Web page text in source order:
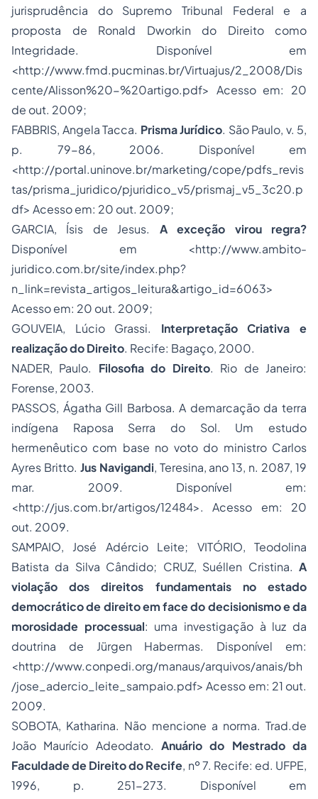
jurisprudência do Supremo Tribunal Federal e a
proposta de Ronald Dworkin do Direito como
Integridade. Disponível em
<http://www.fmd.pucminas.br/Virtuajus/2_2008/Dis
cente/Alisson%20-%20artigo.pdf> Acesso em: 20
de out. 2009;
FABBRIS, Angela Tacca. Prisma Jurídico. São Paulo, v. 5,
p. 79-86, 2006. Disponível em
<http://portal.uninove.br/marketing/cope/pdfs_revis
tas/prisma_juridico/pjuridico_v5/prismaj_v5_3c20.p
df> Acesso em: 20 out. 2009;
GARCIA, Ísis de Jesus. A exceção virou regra?
Disponível em <http://www.ambito-
juridico.com.br/site/index.php?
n_link=revista_artigos_leitura&artigo_id=6063>
Acesso em: 20 out. 2009;
GOUVEIA, Lúcio Grassi. Interpretação Criativa e
realização do Direito. Recife: Bagaço, 2000.
NADER, Paulo. Filosofia do Direito. Rio de Janeiro:
Forense, 2003.
PASSOS, Ágatha Gill Barbosa. A demarcação da terra
indígena Raposa Serra do Sol. Um estudo
hermenêutico com base no voto do ministro Carlos
Ayres Britto. Jus Navigandi, Teresina, ano 13, n. 2087, 19
mar. 2009. Disponível em:
<http://jus.com.br/artigos/12484>. Acesso em: 20
out. 2009.
SAMPAIO, José Adércio Leite; VITÓRIO, Teodolina
Batista da Silva Cândido; CRUZ, Suéllen Cristina. A
violação dos direitos fundamentais no estado
democrático de direitoem face do decisionismo e da
morosidade processual: uma investigação à luz da
doutrina de Jürgen Habermas. Disponível em:
<http://www.conpedi.org/manaus/arquivos/anais/bh
/jose_adercio_leite_sampaio.pdf> Acesso em: 21 out.
2009.
SOBOTA, Katharina. Não mencione a norma. Trad.de
João Maurício Adeodato. Anuário do Mestrado da
Faculdade de Direito do Recife, nº 7. Recife: ed. UFPE,
1996, p. 251-273. Disponível em